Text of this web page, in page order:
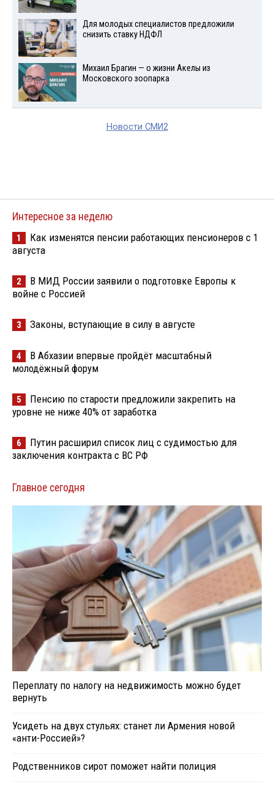
Для молодых специалистов предложили
снизить ставку НДФЛ
Михаил Брагин — о жизни Акелы из
Московского зоопарка
Новости СМИ2
Интересное за неделю
1
Как изменятся пенсии работающих пенсионеров с 1
августа
2
В МИД России заявили о подготовке Европы к
войне с Россией
3 Законы, вступающие в силу в августе
4
В Абхазии впервые пройдёт масштабный
молодёжный форум
5
Пенсию по старости предложили закрепить на
уровне не ниже 40% от заработка
6
Путин расширил список лиц с судимостью для
заключения контракта с ВС РФ
Главное сегодня
Переплату по налогу на недвижимость можно будет
вернуть
Усидеть на двух стульях: станет ли Армения новой
«анти-Россией»?
Родственников сирот поможет найти полиция